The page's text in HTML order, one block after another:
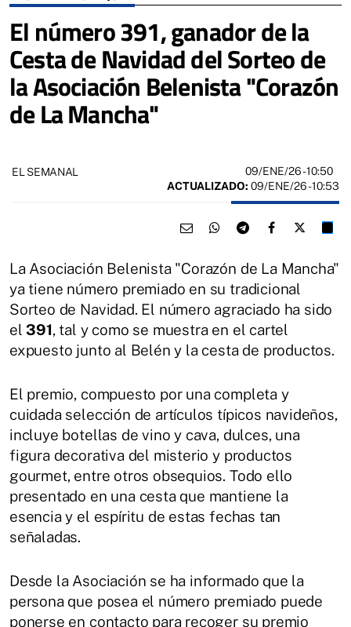
El número 391, ganador de la
Cesta de Navidad del Sorteo de
la Asociación Belenista "Corazón
de La Mancha"
EL SEMANAL 09/ENE/26- 10:50
ACTUALIZADO: 09/ENE/26 - 10:53
La Asociación Belenista "Corazón de La Mancha"
ya tiene número premiado en su tradicional
Sorteo de Navidad. El número agraciado ha sido
el 391, tal y como se muestra en el cartel
expuesto junto al Belén y la cesta de productos.
El premio, compuesto por una completa y
cuidada selección de artículos típicos navideños,
incluye botellas de vino y cava, dulces, una
figura decorativa del misterio y productos
gourmet, entre otros obsequios. Todo ello
presentado en una cesta que mantiene la
esencia y el espíritu de estas fechas tan
señaladas.
Desde la Asociación se ha informado que la
persona que posea el número premiado puede
ponerse en contacto para recoger su premio